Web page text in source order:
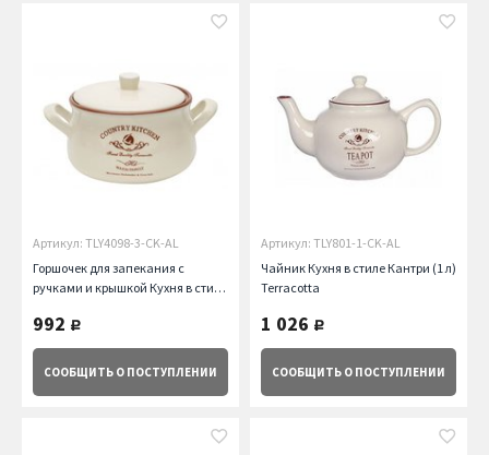
Артикул: TLY4098-3-CK-AL
Горшочек для запекания с
ручками и крышкой Кухня в стиле
992 руб.
СООБЩИТЬ О ПОСТУПЛЕНИИ
Артикул: TLY801-1-CK-AL
Чайник Кухня в стиле Кантри (1 л)
Terracotta
1 026 руб.
СООБЩИТЬ О ПОСТУПЛЕНИИ